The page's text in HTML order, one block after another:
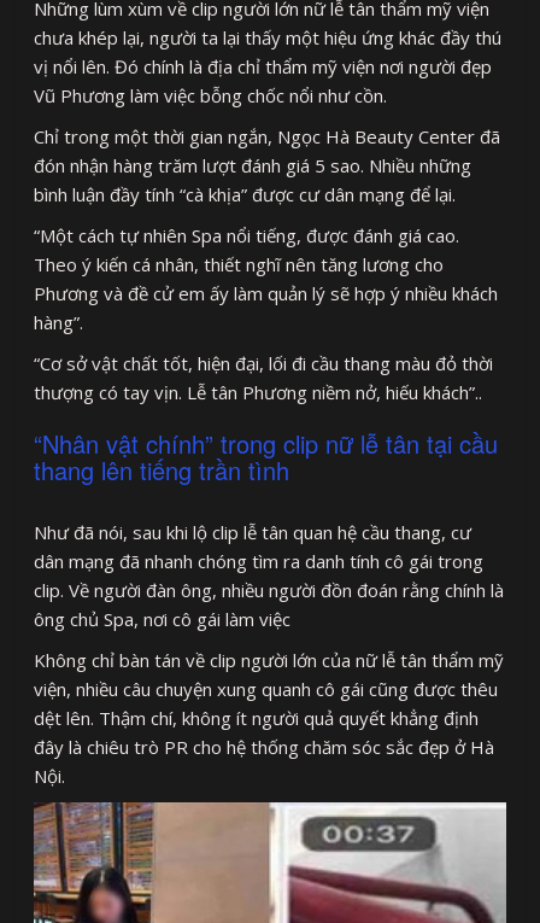
Những lùm xùm về clip người lớn nữ lễ tân thẩm mỹ viện
chưa khép lại, người ta lại thấy một hiệu ứng khác đầy thú
vị nổi lên. Đó chính là địa chỉ thẩm mỹ viện nơi người đẹp
Vũ Phương làm việc bỗng chốc nổi như cồn.
Chỉ trong một thời gian ngắn, Ngọc Hà Beauty Center đã
đón nhận hàng trăm lượt đánh giá 5 sao. Nhiều những
bình luận đầy tính “cà khịa” được cư dân mạng để lại.
“Một cách tự nhiên Spa nổi tiếng, được đánh giá cao.
Theo ý kiến cá nhân, thiết nghĩ nên tăng lương cho
Phương và đề cử em ấy làm quản lý sẽ hợp ý nhiều khách
hàng”.
“Cơ sở vật chất tốt, hiện đại, lối đi cầu thang màu đỏ thời
thượng có tay vịn. Lễ tân Phương niềm nở, hiếu khách”..
“Nhân vật chính” trong clip nữ lễ tân tại cầu
thang lên tiếng trần tình
Như đã nói, sau khi lộ clip lễ tân quan hệ cầu thang, cư
dân mạng đã nhanh chóng tìm ra danh tính cô gái trong
clip. Về người đàn ông, nhiều người đồn đoán rằng chính là
ông chủ Spa, nơi cô gái làm việc
Không chỉ bàn tán về clip người lớn của nữ lễ tân thẩm mỹ
viện, nhiều câu chuyện xung quanh cô gái cũng được thêu
dệt lên. Thậm chí, không ít người quả quyết khẳng định
đây là chiêu trò PR cho hệ thống chăm sóc sắc đẹp ở Hà
Nội.